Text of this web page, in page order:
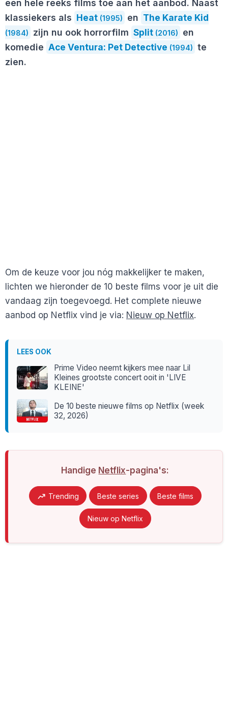
een hele reeks films toe aan het aanbod. Naast
klassiekers als Heat (1995) en The Karate Kid
(1984) zijn nu ook horrorfilm Split (2016)
en
komedie Ace Ventura: Pet Detective (1994) te
zien.
Om de keuze voor jou nóg makkelijker te maken,
lichten we hieronder de 10 beste films voor je uit die
vandaag zijn toegevoegd. Het complete nieuwe
aanbod op Netflix vind je via: Nieuw op Netflix.
LEES OOK
Prime Video neemt kijkers mee naar Lil
Kleines grootste concert ooit in 'LIVE
KLEINE'
De 10 beste nieuwe films op Netflix (week
32, 2026)
Handige Netflix-pagina's:
Trending Beste series Beste films
Nieuw op Netflix